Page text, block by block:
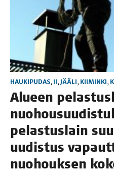
HAUKIPUDAS, II, JÄÄLI, KIIMINKI,
Alu­een
pelas­tus­lain
uudis­tus
nuo­houk­sen